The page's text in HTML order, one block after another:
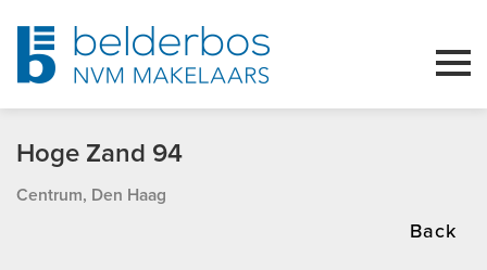
Hoge Zand 94
Centrum, Den Haag
Back